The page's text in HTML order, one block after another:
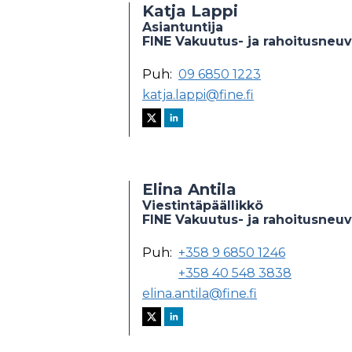
Katja Lappi
Asiantuntija
FINE Vakuutus- ja
Puh: 09 6850 1223
katja.lappi@fine.fi
Elina Antila
Viestintäpäällikkö
FINE Vakuutus- ja
Puh: +358 9 6850 1246
+358 40 548 3838
elina.antila@fine.fi